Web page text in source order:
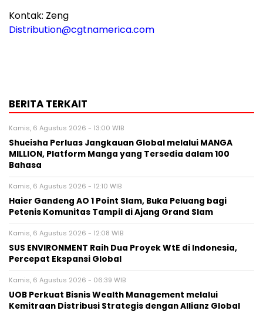
Kontak: Zeng
Distribution@cgtnamerica.com
BERITA TERKAIT
Kamis, 6 Agustus 2026 - 13:00 WIB
Shueisha Perluas Jangkauan Global melalui MANGA
MILLION, Platform Manga yang Tersedia dalam 100
Bahasa
Kamis, 6 Agustus 2026 - 12:10 WIB
Haier Gandeng AO 1 Point Slam, Buka Peluang bagi
Petenis Komunitas Tampil di Ajang Grand Slam
Kamis, 6 Agustus 2026 - 12:08 WIB
SUS ENVIRONMENT Raih Dua Proyek WtE di Indonesia,
Percepat Ekspansi Global
Kamis, 6 Agustus 2026 - 06:39 WIB
UOB Perkuat Bisnis Wealth Management melalui
Kemitraan Distribusi Strategis dengan Allianz Global